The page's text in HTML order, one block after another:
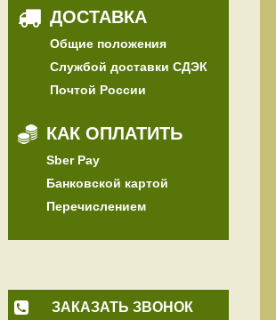
ДОСТАВКА
Общие положения
Службой доставки СДЭК
Почтой России
КАК ОПЛАТИТЬ
Sber Pay
Банковской картой
Перечислением
ЗАКАЗАТЬ ЗВОНОК